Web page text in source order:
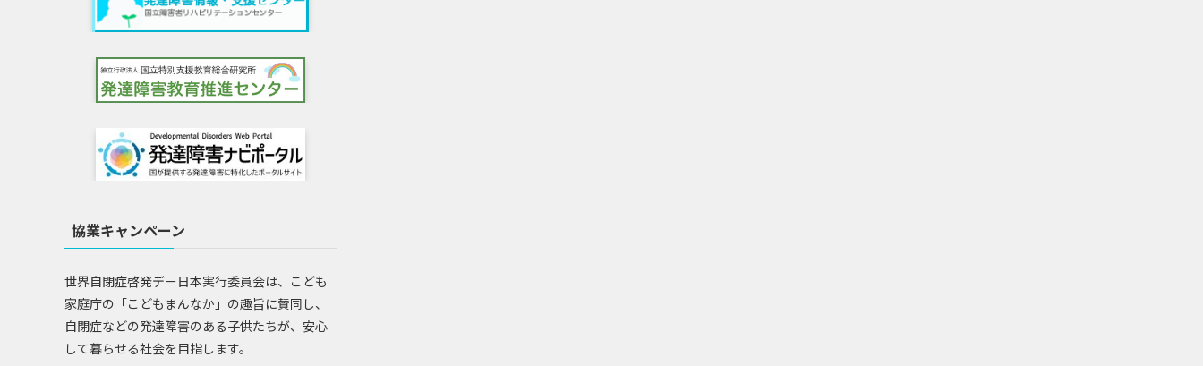
協業キャンペーン
世界自閉症啓発デー日本実行委員会は、こども
家庭庁の「こどもまんなか」の趣旨に賛同し、
自閉症などの発達障害のある子供たちが、安心
して暮らせる社会を目指します。